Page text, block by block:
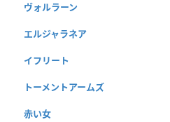
ヴォルラーン
エルジャラネア
イフリート
トーメントアームズ
赤い女